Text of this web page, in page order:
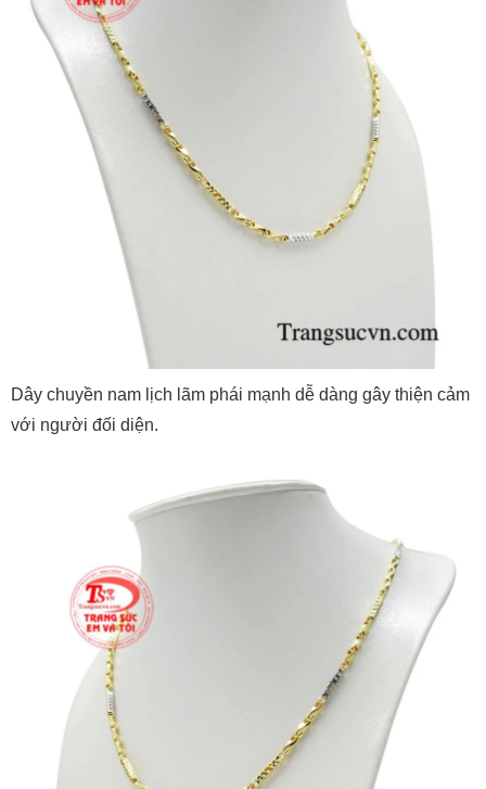
Dây chuyền nam lịch lãm phái mạnh dễ dàng gây thiện cảm
với người đối diện.